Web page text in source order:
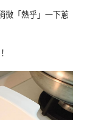
微「熱乎」一下蔥